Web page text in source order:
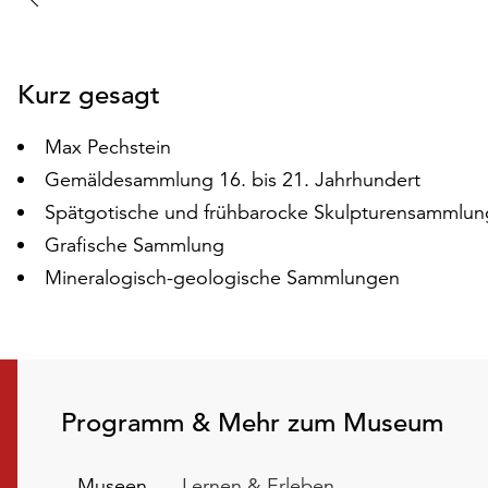
Kurz gesagt
Max Pechstein
Gemäldesammlung 16. bis 21. Jahrhundert
Spätgotische und frühbarocke
Grafische Sammlung
Mineralogisch-geologische Sammlungen
Programm & Mehr zum Museum